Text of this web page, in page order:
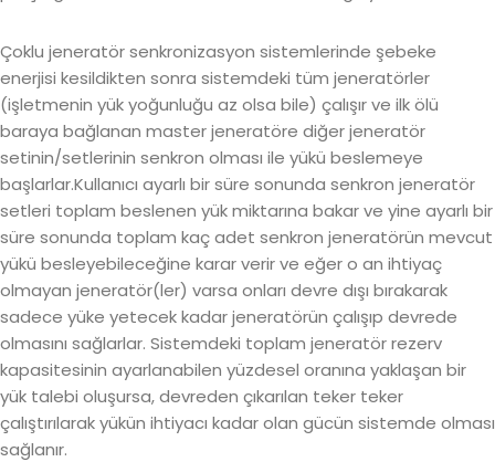
Çoklu jeneratör senkronizasyon sistemlerinde şebeke
enerjisi kesildikten sonra sistemdeki tüm jeneratörler
(işletmenin yük yoğunluğu az olsa bile) çalışır ve ilk ölü
baraya bağlanan master jeneratöre diğer jeneratör
setinin/setlerinin senkron olması ile yükü beslemeye
başlarlar.Kullanıcı ayarlı bir süre sonunda senkron jeneratör
setleri toplam beslenen yük miktarına bakar ve yine ayarlı bir
süre sonunda toplam kaç adet senkron jeneratörün mevcut
yükü besleyebileceğine karar verir ve eğer o an ihtiyaç
olmayan jeneratör(ler) varsa onları devre dışı bırakarak
sadece yüke yetecek kadar jeneratörün çalışıp devrede
olmasını sağlarlar. Sistemdeki toplam jeneratör rezerv
kapasitesinin ayarlanabilen yüzdesel oranına yaklaşan bir
yük talebi oluşursa, devreden çıkarılan teker teker
çalıştırılarak yükün ihtiyacı kadar olan gücün sistemde olması
sağlanır.